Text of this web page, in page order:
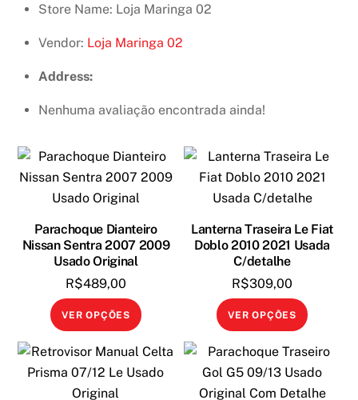
Store Name: Loja Maringa 02
Vendor: Loja Maringa 02
Address:
Nenhuma avaliação encontrada ainda!
Parachoque Dianteiro
Nissan Sentra 2007 2009
Usado Original
R$489,00
VER OPÇÕES
Este
tem
várias
Lanterna Traseira Le Fiat
Doblo 2010 2021 Usada
C/detalhe
R$309,00
VER OPÇÕES
Este
tem
várias